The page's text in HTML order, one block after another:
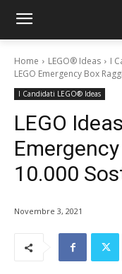
Home LEGO® Ideas I
LEGO Emergency Box
I Candidati LEGO® Ideas
LEGO
10.000
Novembre 3, 2021